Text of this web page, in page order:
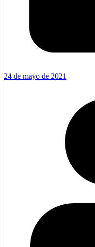
24 de mayo de 2021